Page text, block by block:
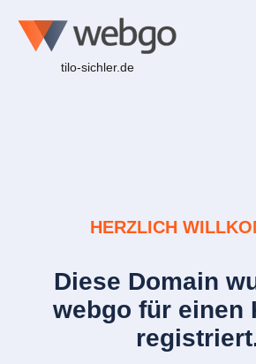
tilo-sichler.de
HERZLICH
Diese Domain
webgo für einen